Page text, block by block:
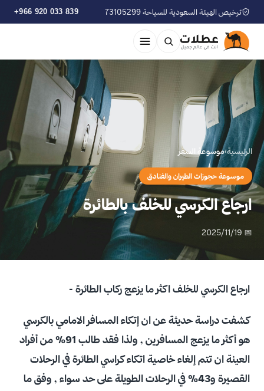
ترخيص الهيئة السعودية للسياحة 73105299 +966 920 033 839
الرئيسية›موسوعة السفر
موسوعة حجوزات الطيران والفنادق
ارجاع الكرسي للخلف بالطائرة
📅 2025/11/19
ارجاع الكرسي للخلف اكثر ما يزعج ركاب الطائرة -
كشفت دراسة حديثة عن ان إتكاء المسافر الامامي بالكرسي
هو أكثر ما يزعج المسافرين , ولذا فقد طالب 91% من أفراد
العينة ان تتم إلغاء خاصية اتكاء كراسي الطائرة في الرحلات
القصيرة و43% في الرحلات الطويلة على حد سواء , وفق ما